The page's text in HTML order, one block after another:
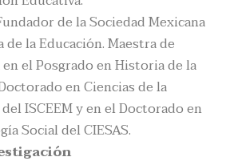
de la Sociedad Mexicana
la Educación. Maestra de
el Posgrado en Historia de la
en Ciencias de la
ISCEEM y en el Doctorado en
Social del CIESAS.